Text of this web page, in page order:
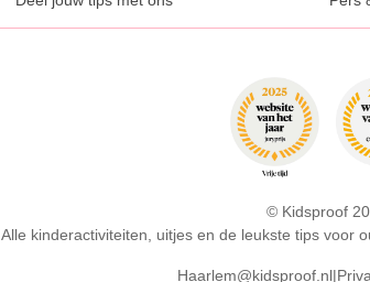
© Kidsproof
Alle kinderactiviteiten, uitjes en de leukste tips voor
Haarlem@kidsproof.nl|